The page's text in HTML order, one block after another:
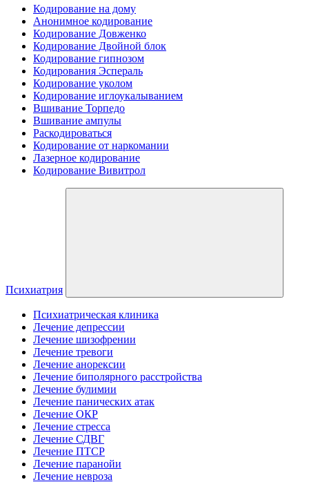
Кодирование на дому
Анонимное кодирование
Кодирование Довженко
Кодирование Двойной блок
Кодирование гипнозом
Кодирования Эспераль
Кодирование уколом
Кодирование иглоукалыванием
Вшивание Торпедо
Вшивание ампулы
Раскодироваться
Кодирование от наркомании
Лазерное кодирование
Кодирование Вивитрол
Психиатрия
Психиатрическая клиника
Лечение депрессии
Лечение шизофрении
Лечение тревоги
Лечение анорексии
Лечение биполярного расстройства
Лечение булимии
Лечение панических атак
Лечение ОКР
Лечение стресса
Лечение СДВГ
Лечение ПТСР
Лечение паранойи
Лечение невроза